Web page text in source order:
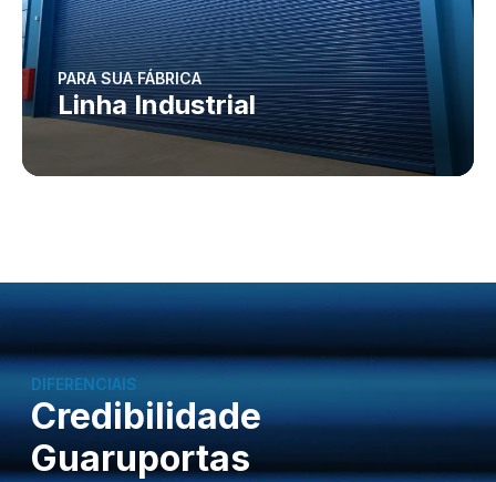
PARA SUA FÁBRICA
Linha Industrial
DIFERENCIAIS
Credibilidade
Guaruportas